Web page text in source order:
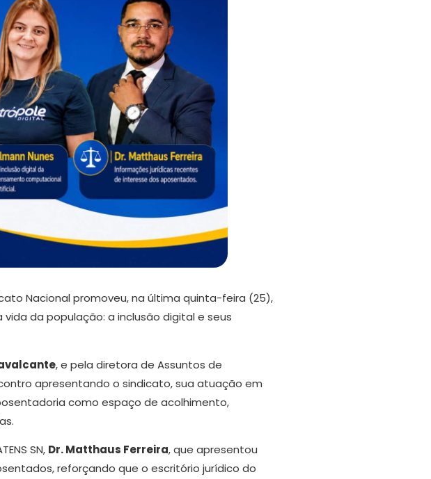
Nacional promoveu, na última quinta-feira (25),
da população: a inclusão digital e seus
, e pela diretora de Assuntos de
apresentando o sindicato, sua atuação em
como espaço de acolhimento,
SN, Dr. Matthaus Ferreira, que apresentou
reforçando que o escritório jurídico do